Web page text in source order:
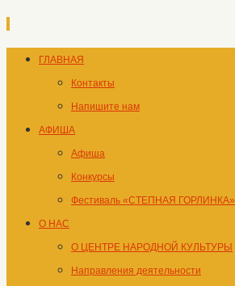
Перейти
содержимому
ГЛАВНАЯ
Контакты
Напишите нам
АФИША
Афиша
Конкурсы
Фестиваль «СТЕПНАЯ ГОРЛИНКА»
О НАС
О ЦЕНТРЕ НАРОДНОЙ КУЛЬТУРЫ
Направления деятельности